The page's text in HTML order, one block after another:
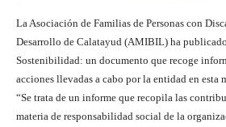
La Asociación de Familias de Personas con
Desarrollo de Calatayud (AMIBIL) ha
Sostenibilidad: un documento que recoge
acciones llevadas a cabo por la entidad en esta
“Se trata de un informe que recopila las
materia de responsabilidad social de la